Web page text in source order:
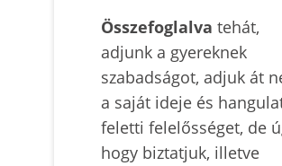
Összefoglalva tehát,
adjunk a gyereknek
szabadságot, adjuk át
a saját ideje és
feletti felelősséget, de
hogy biztatjuk, illetve